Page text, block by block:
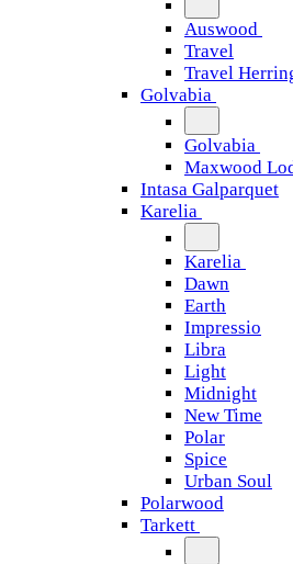
Auswood
Travel
Travel
Golvabia
Golvabia
Maxwood
Intasa Galparquet
Karelia
Karelia
Dawn
Earth
Impressio
Libra
Light
Midnight
New Time
Polar
Spice
Urban Soul
Polarwood
Tarkett